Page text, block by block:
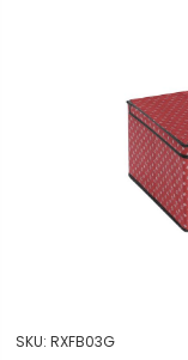
SKU: RXFB03G